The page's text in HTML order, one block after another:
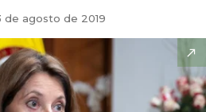
de agosto de 2019